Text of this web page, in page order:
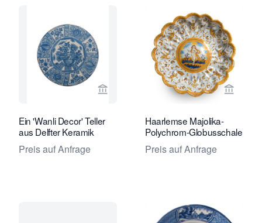
Verkaeuferseite von Van Nie
Ein 'Wanli Decor' Teller
aus Delfter Keramik
Preis auf Anfrage
Haarlemse Majolika-
Polychrom-Globusschale
Preis auf Anfrage